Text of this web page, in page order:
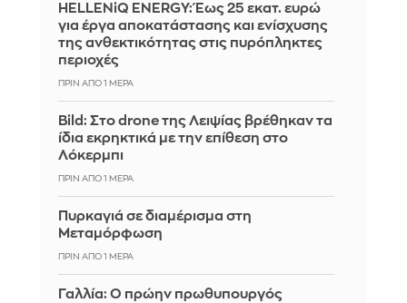
HELLENiQ ENERGY: Έως 25 εκατ. ευρώ
για έργα αποκατάστασης και ενίσχυσης
της ανθεκτικότητας στις πυρόπληκτες
περιοχές
ΠΡΙΝ ΑΠΌ 1 ΜΈΡΑ
Bild: Στο drone της Λειψίας βρέθηκαν τα
ίδια εκρηκτικά με την επίθεση στο
Λόκερμπι
ΠΡΙΝ ΑΠΌ 1 ΜΈΡΑ
Πυρκαγιά σε διαμέρισμα στη
Μεταμόρφωση
ΠΡΙΝ ΑΠΌ 1 ΜΈΡΑ
Γαλλία: Ο πρώην πρωθυπουργός